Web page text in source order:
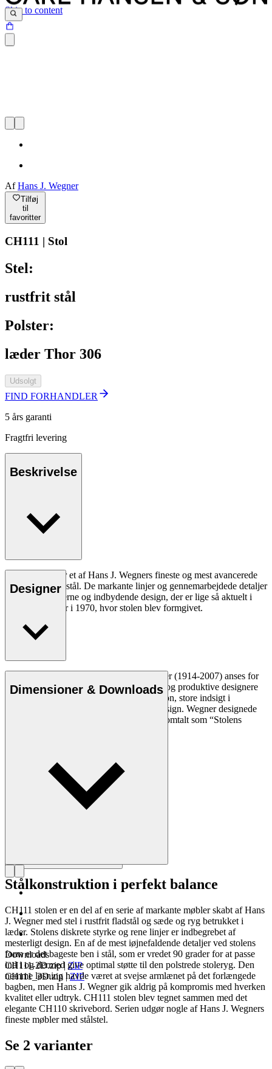
Skip to content
AfHans J. Wegner
Tilføj
til
favoritter
CH111 | Stol
Stel:
rustfrit stål
Polster:
læder Thor 306
Udsolgt
FIND FORHANDLER
5 års garanti
Fragtfri levering
Beskrivelse
CH111 stolen er et af Hans J. Wegners fineste og mest avancerede
værker i rustfrit stål. De markante linjer og gennemarbejdede detaljer
indgår i et moderne og indbydende design, der er lige så aktuelt i
dag, som det var i 1970, hvor stolen blev formgivet.
Læs mere
Designer
Den danske møbeldesigner Hans J. Wegner (1914-2007) anses for
at være en af de mest kreative, innovative og produktive designere
nogensinde. Han var kendt for sin præcision, store indsigt i
håndværk og kompromisløse tilgang til design. Wegner designede
næsten 500 stole i sin levetid og blev ofte omtalt som “Stolens
Dimensioner & Downloads
Downloads
CH111-2D.zip| ZIP
CH111_3D.zip |ZIP
Stålkonstruktion i perfekt balance
CH111 stolen er en del af en serie af markante møbler skabt af Hans
J. Wegner med stel i rustfrit fladstål og sæde og ryg betrukket i
læder. Stolens diskrete styrke og rene linjer er indbegrebet af
mesterligt design. En af de mest iøjnefaldende detaljer ved stolens
form er det bageste ben i stål, som er vredet 90 grader for at passe
ind i og dermed give optimal støtte til den polstrede stoleryg. Den
nemme løsning havde været at svejse armlænet på det forlængede
bagben, men Hans J. Wegner gik aldrig på kompromis med hverken
kvalitet eller udtryk. CH111 stolen blev tegnet sammen med det
elegante CH110 skrivebord. Serien udgør nogle af Hans J. Wegners
fineste møbler med stålstel.
Se 2 varianter